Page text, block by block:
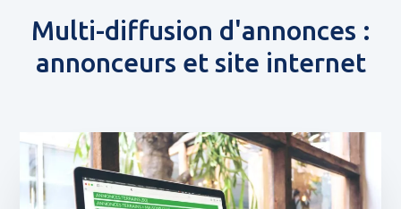
Multi-diffusion d'annonces :
annonceurs et site internet